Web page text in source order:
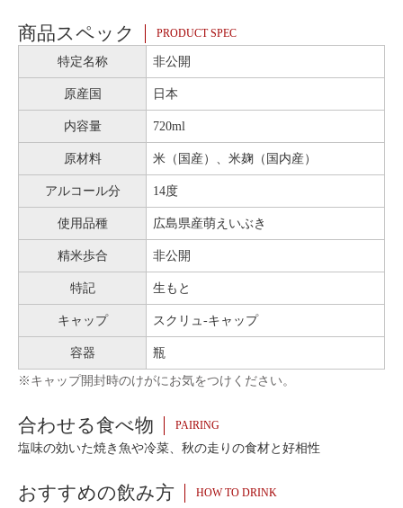
商品スペック PRODUCT SPEC
特定名称 非公開
原産国 日本
内容量 720ml
原材料 米（国産）、米麹（国内産）
アルコール分 14度
使用品種 広島県産萌えいぶき
精米歩合 非公開
特記 生もと
キャップ スクリュ-キャップ
容器 瓶
※キャップ開封時のけがにお気をつけください。
合わせる食べ物 PAIRING
塩味の効いた焼き魚や冷菜、秋の走りの食材と好相性
おすすめの飲み方 HOW TO DRINK